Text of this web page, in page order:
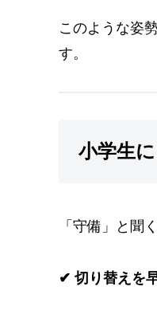
このような姿
す。
小学生
「守備」と聞
✔ 切り替えを